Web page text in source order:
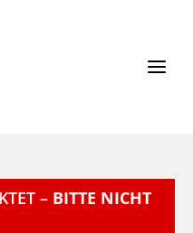
– BITTE NICHT